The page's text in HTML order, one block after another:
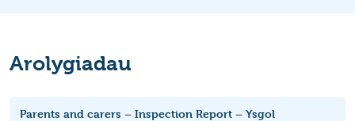
Arolygiadau
Parents and carers – Inspection Report – Ysgol